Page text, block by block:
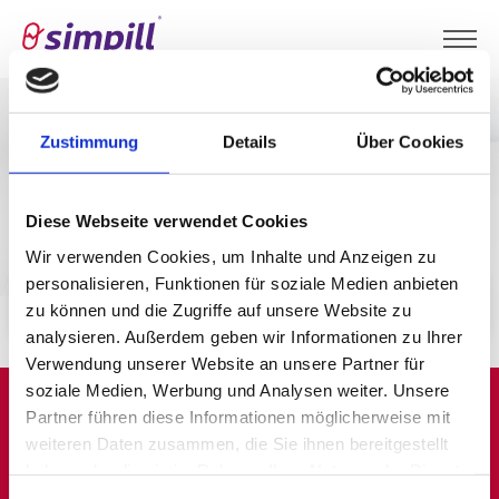
Zustimmung Details Über Cookies
Diese Webseite verwendet Cookies
Wir verwenden Cookies, um Inhalte und Anzeigen zu
personalisieren, Funktionen für soziale Medien anbieten
zu können und die Zugriffe auf unsere Website zu
analysieren. Außerdem geben wir Informationen zu Ihrer
Verwendung unserer Website an unsere Partner für
soziale Medien, Werbung und Analysen weiter. Unsere
Partner führen diese Informationen möglicherweise mit
weiteren Daten zusammen, die Sie ihnen bereitgestellt
Hohenzollern Apotheke am Ring